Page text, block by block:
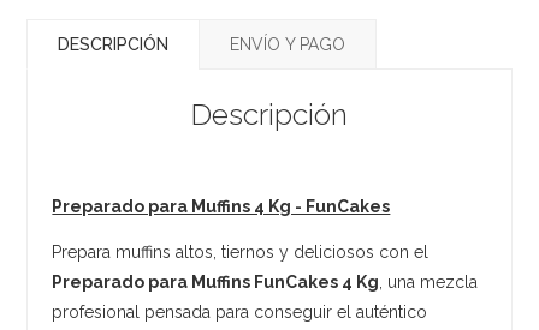
DESCRIPCIÓN ENVÍO Y PAGO
Descripción
Preparado para Muffins 4 Kg - FunCakes
Prepara muffins altos, tiernos y deliciosos con el
Preparado para Muffins FunCakes 4 Kg , una mezcla
profesional pensada para conseguir el auténtico